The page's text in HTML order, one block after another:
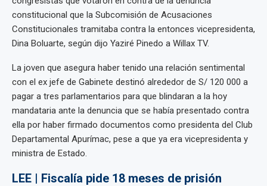
constitucional que la Subcomisión de Acusaciones
Constitucionales tramitaba contra la entonces vicepresidenta,
Dina Boluarte, según dijo Yaziré Pinedo a Willax TV.
La joven que asegura haber tenido una relación sentimental
con el ex jefe de Gabinete destinó alrededor de S/ 120 000 a
pagar a tres parlamentarios para que blindaran a la hoy
mandataria ante la denuncia que se había presentado contra
ella por haber firmado documentos como presidenta del Club
Departamental Apurímac, pese a que ya era vicepresidenta y
ministra de Estado.
LEE | Fiscalía pide 18 meses de prisión